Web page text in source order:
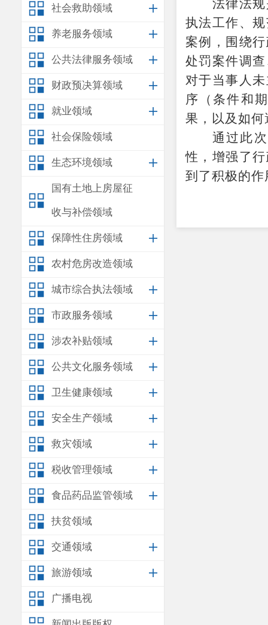
社会救助领域
养老服务领域
公共法律服务领域
财政预决算领域
就业领域
社会保险领域
生态环境领域
国有土地上房屋征
收与补偿领域
保障性住房领域
农村危房改造领域
城市综合执法领域
市政服务领域
涉农补贴领域
公共文化服务领域
卫生健康领域
安全生产领域
救灾领域
税收管理领域
食品药品监管领域
扶贫领域
交通领域
旅游领域
广播电视
法律法
执法工作、
案例，围绕
处罚案件调
对于当事人
序（条件和
果，以及如
通过此
性，增强了
到了积极的作